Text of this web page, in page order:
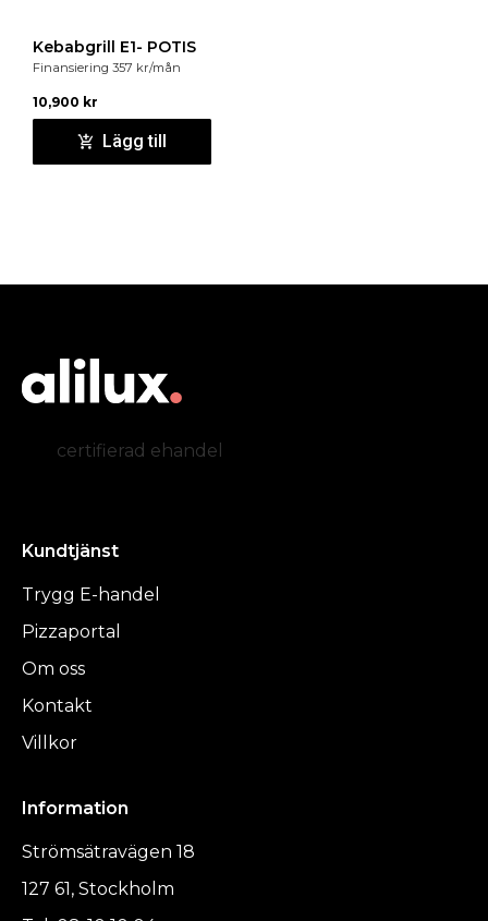
Kebabgrill E1- POTIS
Finansiering 357 kr/mån
10,900 kr
Lägg till
certifierad ehandel
Kundtjänst
Trygg E-handel
Pizzaportal
Om oss
Kontakt
Villkor
Information
Strömsätravägen 18
127 61, Stockholm